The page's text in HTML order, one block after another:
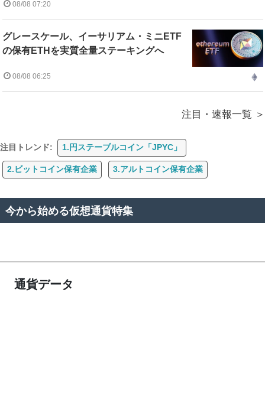
08/08 07:20
グレースケール、イーサリアム・ミニETF
の保有ETHを実質全量ステーキングへ
08/08 06:25
注目・速報一覧
注目トレンド: 1.円ステーブルコイン「JPYC」
2.ビットコイン保有企業 3.アルトコイン保有企業
今から始める仮想通貨特集
通貨データ